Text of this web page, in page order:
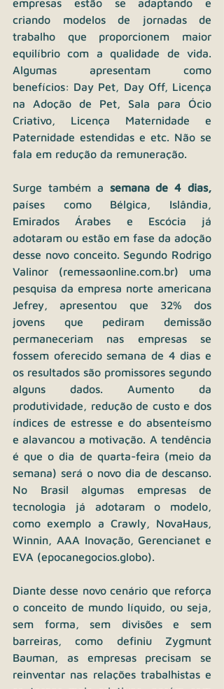
empresas estão se adaptando e
criando modelos de jornadas de
trabalho que proporcionem maior
equilíbrio com a qualidade de vida.
Algumas apresentam como
benefícios: Day Pet, Day Off, Licença
na Adoção de Pet, Sala para Ócio
Criativo, Licença Maternidade e
Paternidade estendidas e etc. Não se
fala em redução da remuneração.
Surge também a
países como Bélgica, Islândia,
Emirados Árabes e Escócia já
adotaram ou estão em fase da adoção
desse novo conceito. Segundo Rodrigo
Valinor (remessaonline.com.br) uma
pesquisa da empresa norte americana
Jefrey, apresentou que 32% dos
jovens que pediram demissão
permaneceriam nas empresas se
fossem oferecido semana de 4 dias e
os resultados são promissores segundo
alguns dados. Aumento da
produtividade, redução de custo e dos
índices de estresse e do absenteísmo
e alavancou a motivação. A tendência
é que o dia de quarta-feira (meio da
semana) será o novo dia de descanso.
No Brasil algumas empresas de
tecnologia já adotaram o modelo,
como exemplo a Crawly, NovaHaus,
Winnin, AAA Inovação, Gerencianet e
EVA (epocanegocios.globo).
Diante desse novo cenário que reforça
o conceito de mundo líquido, ou seja,
sem forma, sem divisões e sem
barreiras, como definiu Zygmunt
Bauman, as empresas precisam se
reinventar nas relações trabalhistas e